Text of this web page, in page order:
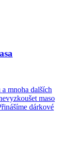
mnoha dalších
maso
dárkové